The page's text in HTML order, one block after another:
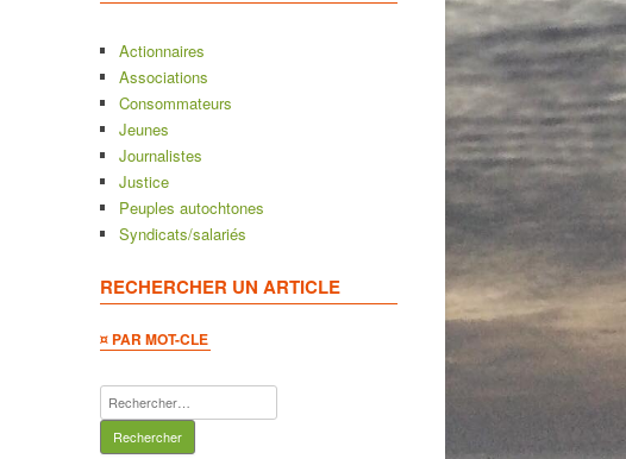
Actionnaires
Associations
Consommateurs
Jeunes
Journalistes
Justice
Peuples autochtones
Syndicats/salariés
RECHERCHER UN ARTICLE
¤ PAR MOT-CLE
Rechercher :